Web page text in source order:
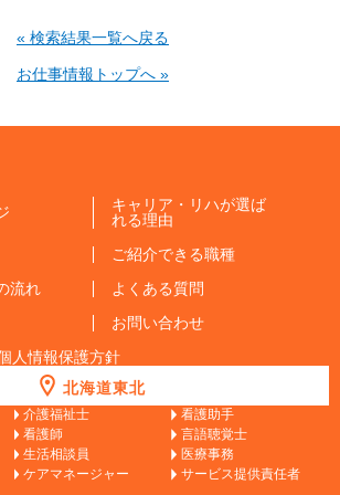
« 検索結果一覧へ戻る
お仕事情報トップへ »
キャリア・リハが選ば
れる理由
ご紹介できる職種
流れ
よくある質問
お問い合わせ
人情報保護方針
北海道東北
介護福祉士
看護助手
看護師
言語聴覚士
生活相談員
医療事務
ケアマネージャー サービス提供責任者